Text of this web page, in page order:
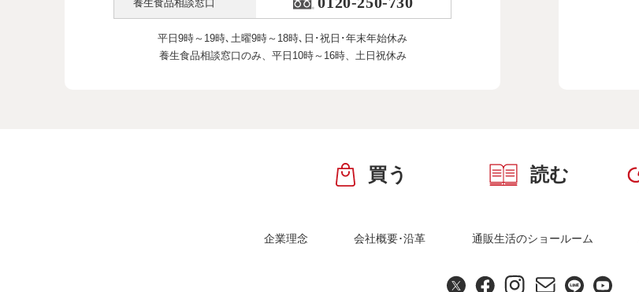
養生食品相談窓口
平日9時～19時､土曜9時～18時､ 日･祝日･年末年始休み
養生食品相談窓口のみ、 平日10時～16時、土日祝休み
買う 読む
企業理念 会社概要･沿革 通販生活のショールーム